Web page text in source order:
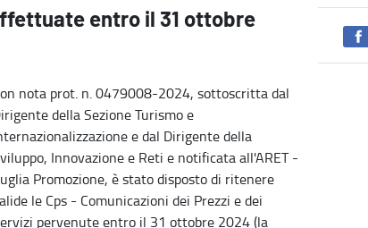
entro il 31 ottobre
nota prot. n. 0479008-2024, sottoscritta dal
della Sezione Turismo e
e dal Dirigente della
Innovazione e Reti e notificata all'ARET -
Promozione, è stato disposto di ritenere
le Cps - Comunicazioni dei Prezzi e dei
pervenute entro il 31 ottobre 2024 (la